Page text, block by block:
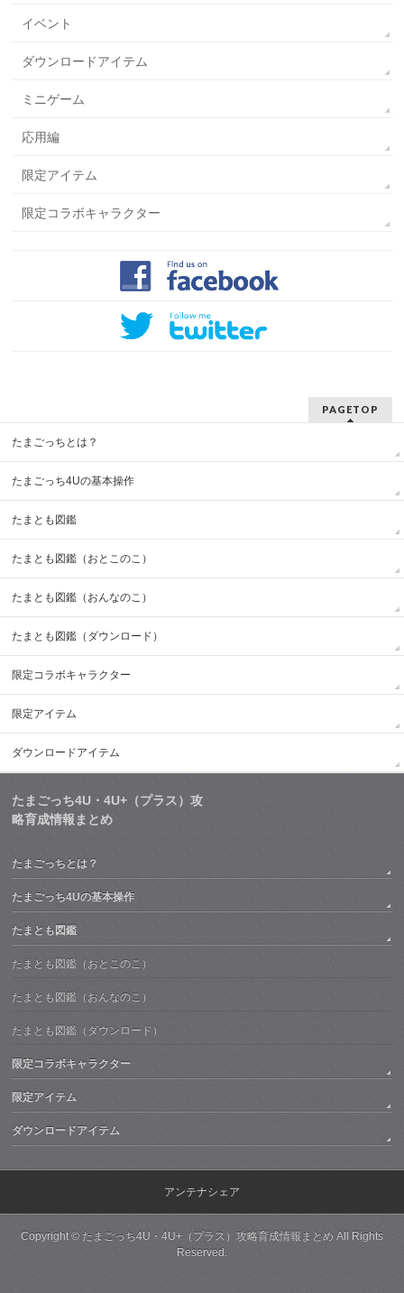
イベント
ダウンロードアイテム
ミニゲーム
応用編
限定アイテム
限定コラボキャラクター
PAGETOP
たまごっちとは？
たまごっち4Uの基本操作
たまとも図鑑
たまとも図鑑（おとこのこ）
たまとも図鑑（おんなのこ）
たまとも図鑑（ダウンロード）
限定コラボキャラクター
限定アイテム
ダウンロードアイテム
たまごっち4U・4U+（プラス）攻
略育成情報まとめ
たまごっちとは？
たまごっち4Uの基本操作
たまとも図鑑
たまとも図鑑（おとこのこ）
たまとも図鑑（おんなのこ）
たまとも図鑑（ダウンロード）
限定コラボキャラクター
限定アイテム
ダウンロードアイテム
アンテナシェア
Copyright © たまごっち4U・4U+（プラス）攻略育成情報まとめ All Rights
Reserved.